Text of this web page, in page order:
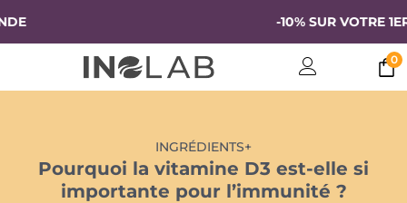
-10% SUR VOTRE 1ERE
0
INGRÉDIENTS+
Pourquoi la vitamine D3 est-elle si
importante pour l’immunité ?